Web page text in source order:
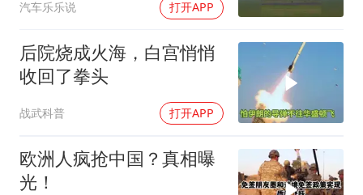
汽车乐乐说 打开APP
后院烧成火海，白宫悄悄
收回了拳头
战武科普 打开APP
欧洲人疯抢中国？真相曝
光！